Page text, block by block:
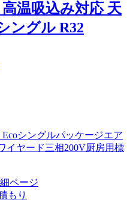
温吸込み対応 天
ングル R32
シングルパッケージエア
イヤード三相200V厨房用標